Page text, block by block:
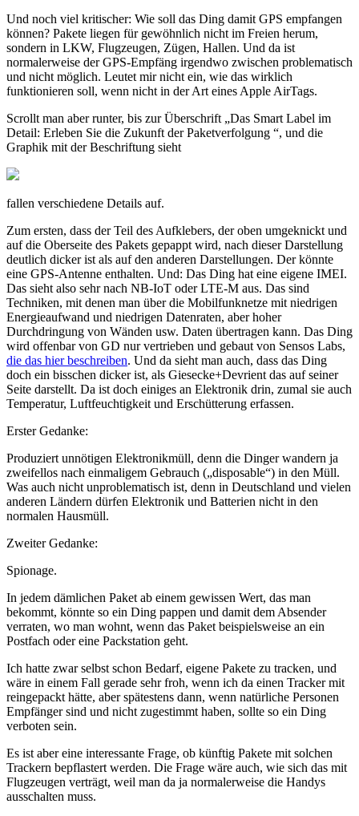
Und noch viel kritischer: Wie soll das Ding damit GPS empfangen
können? Pakete liegen für gewöhnlich nicht im Freien herum,
sondern in LKW, Flugzeugen, Zügen, Hallen. Und da ist
normalerweise der GPS-Empfäng irgendwo zwischen problematisch
und nicht möglich. Leutet mir nicht ein, wie das wirklich
funktionieren soll, wenn nicht in der Art eines Apple AirTags.
Scrollt man aber runter, bis zur Überschrift „Das Smart Label im
Detail: Erleben Sie die Zukunft der Paketverfolgung “, und die
Graphik mit der Beschriftung sieht
fallen verschiedene Details auf.
Zum ersten, dass der Teil des Aufklebers, der oben umgeknickt und
auf die Oberseite des Pakets gepappt wird, nach dieser Darstellung
deutlich dicker ist als auf den anderen Darstellungen. Der könnte
eine GPS-Antenne enthalten. Und: Das Ding hat eine eigene IMEI.
Das sieht also sehr nach NB-IoT oder LTE-M aus. Das sind
Techniken, mit denen man über die Mobilfunknetze mit niedrigen
Energieaufwand und niedrigen Datenraten, aber hoher
Durchdringung von Wänden usw. Daten übertragen kann. Das Ding
wird offenbar von GD nur vertrieben und gebaut von Sensos Labs,
die das hier beschreiben. Und da sieht man auch, dass das Ding
doch ein bisschen dicker ist, als Giesecke+Devrient das auf seiner
Seite darstellt. Da ist doch einiges an Elektronik drin, zumal sie auch
Temperatur, Luftfeuchtigkeit und Erschütterung erfassen.
Erster Gedanke:
Produziert unnötigen Elektronikmüll, denn die Dinger wandern ja
zweifellos nach einmaligem Gebrauch („disposable“) in den Müll.
Was auch nicht unproblematisch ist, denn in Deutschland und vielen
anderen Ländern dürfen Elektronik und Batterien nicht in den
normalen Hausmüll.
Zweiter Gedanke:
Spionage.
In jedem dämlichen Paket ab einem gewissen Wert, das man
bekommt, könnte so ein Ding pappen und damit dem Absender
verraten, wo man wohnt, wenn das Paket beispielsweise an ein
Postfach oder eine Packstation geht.
Ich hatte zwar selbst schon Bedarf, eigene Pakete zu tracken, und
wäre in einem Fall gerade sehr froh, wenn ich da einen Tracker mit
reingepackt hätte, aber spätestens dann, wenn natürliche Personen
Empfänger sind und nicht zugestimmt haben, sollte so ein Ding
verboten sein.
Es ist aber eine interessante Frage, ob künftig Pakete mit solchen
Trackern bepflastert werden. Die Frage wäre auch, wie sich das mit
Flugzeugen verträgt, weil man da ja normalerweise die Handys
ausschalten muss.